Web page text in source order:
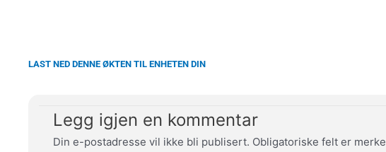
LAST NED DENNE ØKTEN TIL ENHETEN DIN
Legg igjen en kommentar
Din e-postadresse vil ikke bli publisert. Obligatoriske felt er